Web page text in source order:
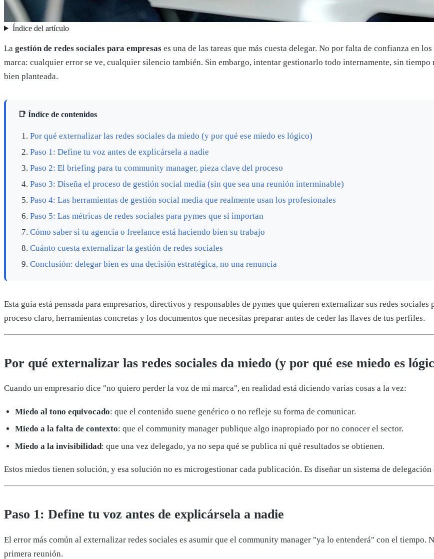
Índice del artículo
La gestión de redes sociales para empresas es una de las tareas que más cuesta delegar. No por falta de confianza en
marca: cualquier error se ve, cualquier silencio también. Sin embargo, intentar gestionarlo todo internamente, sin
bien planteada.
📑 Índice de contenidos
Por qué externalizar las redes sociales da miedo (y por qué ese miedo es lógico)
Paso 1: Define tu voz antes de explicársela a nadie
Paso 2: El briefing para tu community manager, pieza clave del proceso
Paso 3: Diseña el proceso de gestión social media (sin que sea una reunión interminable)
Paso 4: Las herramientas de gestión social media que realmente usan los profesionales
Paso 5: Las métricas de redes sociales para pymes que sí importan
Cómo saber si tu agencia o freelance está haciendo bien su trabajo
Cuánto cuesta externalizar la gestión de redes sociales
Conclusión: delegar bien es una decisión estratégica, no una renuncia
Esta guía está pensada para empresarios, directivos y responsables de pymes que quieren externalizar sus redes
proceso claro, herramientas concretas y los documentos que necesitas preparar antes de ceder las llaves de tus perfiles.
Por qué externalizar las redes sociales da miedo (y por qué ese miedo es
Cuando un empresario dice "no quiero perder la voz de mi marca", en realidad está diciendo varias cosas a la vez:
Miedo al tono equivocado: que el contenido suene genérico o no refleje su forma de comunicar.
Miedo a la falta de contexto: que el community manager publique algo inapropiado por no conocer el sector.
Miedo a la invisibilidad: que una vez delegado, ya no sepa qué se publica ni qué resultados se obtienen.
Estos miedos tienen solución, y esa solución no es microgestionar cada publicación. Es diseñar un sistema de
Paso 1: Define tu voz antes de explicársela a nadie
El error más común al externalizar redes sociales es asumir que el community manager "ya lo entenderá" con el tiempo.
primera reunión.